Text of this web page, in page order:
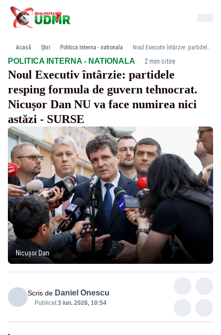
Acasă Știri Politica Interna - nationala Noul Executiv întârzie: partidele resping formula de guvern tehnocrat. Nicușor Dan NU va face numirea nici astăzi - SURSE
POLITICA INTERNA - NATIONALA· 2 min citire
Noul Executiv întârzie: partidele
resping formula de guvern tehnocrat.
Nicușor Dan NU va face numirea nici
astăzi - SURSE
Nicușor Dan
Scris de Daniel Onescu
Publicat:3 iun. 2026, 10:54